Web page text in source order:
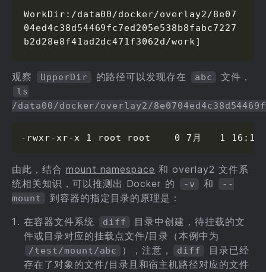
WorkDir:/data00/docker/overlay2/8e07
04ed4c38d54469fc7ed205e538b8fabc7227
b2d28e8f41ad2dc471f3062d/work]
观察 UpperDir 的路径可以发现存在 abc 文件，
ls
/data00/docker/overlay2/
-rwxr-xr-x 1 root root    0 7月   1 16:16
由此，结合 mount namespace 和 overlay2 文件系
统相关知识，可以推测出 Docker 的
-v 和
--
mount
到容器的指定目录的原理是：
在容器文件系统 diff
目录中创建，待挂载的文
件或目录对应的挂载点文件/目录（本例中为
/test/mount/abc ），注意， diff
目录已经
存在了对象的文件/目录且和宿主机路径对应的文件